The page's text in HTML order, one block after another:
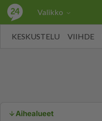
Valikko
KESKUSTELU VIIHDE
Aihealueet